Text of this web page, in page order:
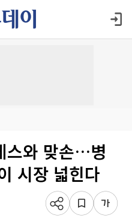
스와 맞손…병
시장 넓힌다